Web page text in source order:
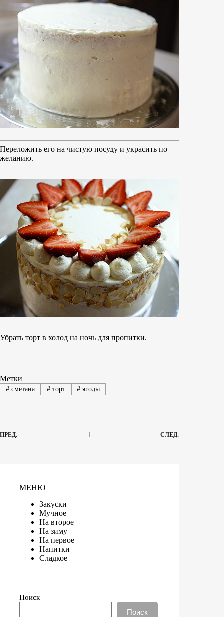
Переложить его на чистую посуду и украсить по
желанию.
Убрать торт в холод на ночь для пропитки.
Метки
#сметана #торт # ягоды
ПРЕД. СЛЕД.
МЕНЮ
Закуски
Мучное
На второе
На зиму
На первое
Напитки
Сладкое
Поиск
Поиск